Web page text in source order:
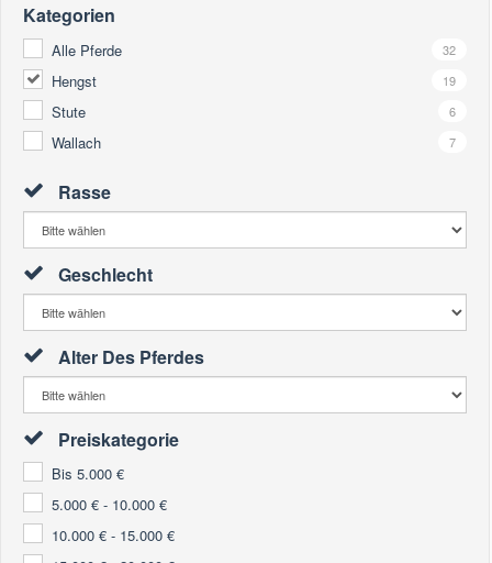
Kategorien
Alle Pferde 32
Hengst 19
Stute 6
Wallach 7
Rasse
Geschlecht
Alter Des Pferdes
Preiskategorie
Bis 5.000 €
5.000 € - 10.000 €
10.000 € - 15.000 €